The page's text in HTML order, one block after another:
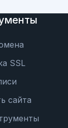
SSL
сайта